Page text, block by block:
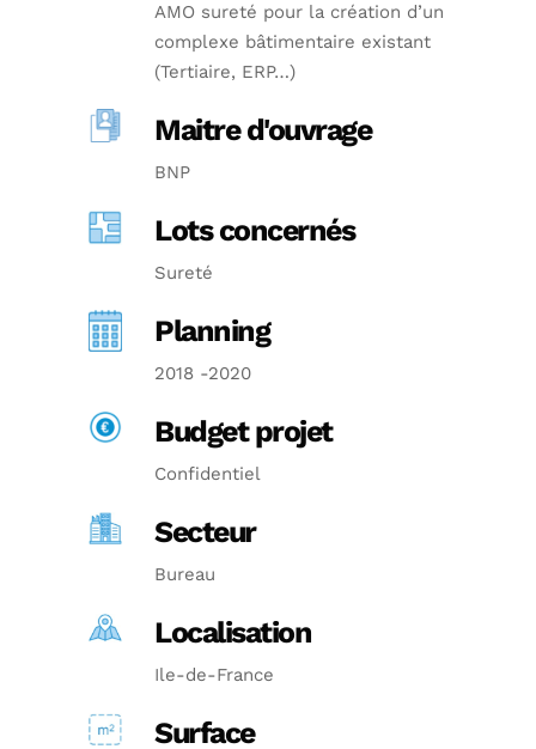
AMO sureté pour la création d’un
complexe bâtimentaire existant
(Tertiaire, ERP…)
Maitre d'ouvrage
BNP
Lots concernés
Sureté
Planning
2018 -2020
Budget projet
Confidentiel
Secteur
Bureau
Localisation
Ile-de-France
Surface